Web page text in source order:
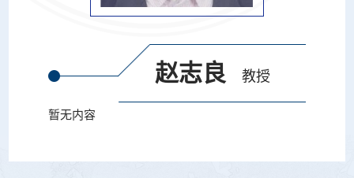
赵志良 教授
暂无内容